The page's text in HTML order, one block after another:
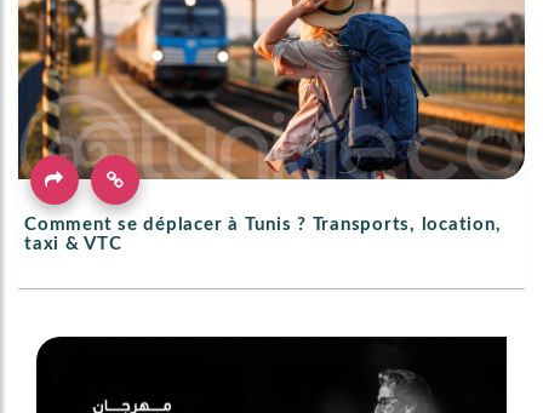
Comment se déplacer à Tunis ? Transports, location,
taxi & VTC